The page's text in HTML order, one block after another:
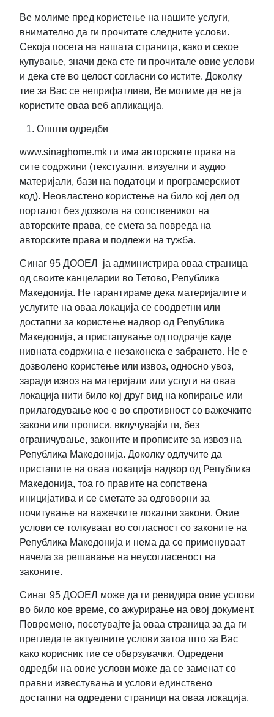
Ве молиме пред користење на нашите услуги,
внимателно да ги прочитате следните услови.
Секоја посета на нашата страница, како и секое
купување, значи дека сте ги прочитале овие услови
и дека сте во целост согласни со истите. Доколку
тие за Вас се неприфатливи, Ве молиме да не ја
користите оваа веб апликација.
Општи одредби
www.sinaghome.mk ги има авторските права на
сите содржини (текстуални, визуелни и аудио
материјали, бази на податоци и програмерскиот
код). Неовластено користење на било кој дел од
порталот без дозвола на сопственикот на
авторските права, се смета за повреда на
авторските права и подлежи на тужба.
Синаг 95 ДООЕЛ ја администрира оваа страница
од своите канцеларии во Тетово, Република
Македонија. Не гарантираме дека материјалите и
услугите на оваа локација се соодветни или
достапни за користење надвор од Република
Македонија, а пристапување од подрачје каде
нивната содржина е незаконска е забрането. Не е
дозволено користење или извоз, односно увоз,
заради извоз на материјали или услуги на оваа
локација нити било кој друг вид на копирање или
прилагодување кое е во спротивност со важечките
закони или прописи, вклучувајќи ги, без
ограничување, законите и прописите за извоз на
Република Македонија. Доколку одлучите да
пристапите на оваа локација надвор од Република
Македонија, тоа го правите на сопствена
иницијатива и се сметате за одговорни за
почитување на важечките локални закони. Овие
услови се толкуваат во согласност со законите на
Република Македонија и нема да се применуваат
начела за решавање на неусогласеност на
законите.
Синаг 95 ДООЕЛ може да ги ревидира овие услови
во било кое време, со ажурирање на овој документ.
Повремено, посетувајте ја оваа страница за да ги
прегледате актуелните услови затоа што за Вас
како корисник тие се обврзувачки. Одредени
одредби на овие услови може да се заменат со
правни известувања и услови единствено
достапни на одредени страници на оваа локација.